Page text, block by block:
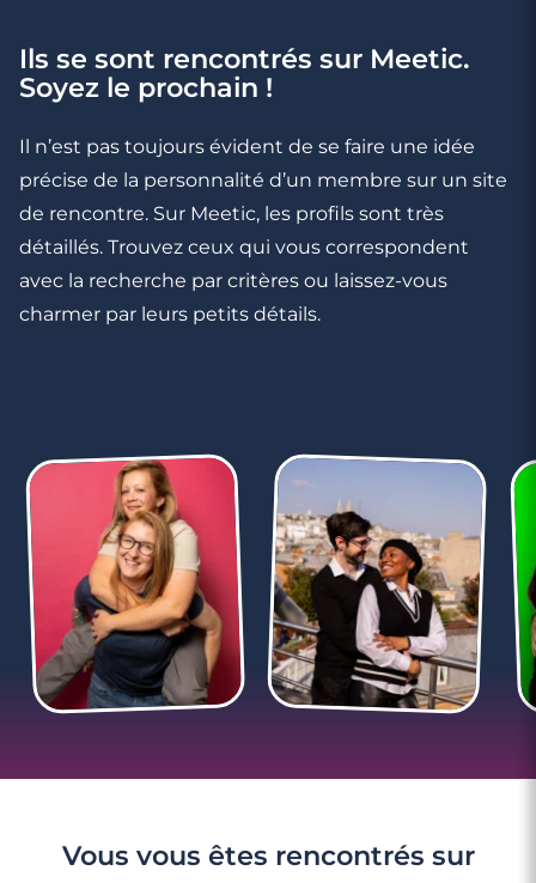
Comment reprendre confiance et
rencontrer à nouveau ?
3 minutes
6 signes qui prouvent que vous êtes
ouvert à la rencontre
Ils se sont rencontrés sur Meetic.
Soyez le prochain !
Il n’est pas toujours évident de se faire une idée
précise de la personnalité d’un membre sur un site
de rencontre. Sur Meetic, les profils sont très
détaillés. Trouvez ceux qui vous correspondent
avec la recherche par critères ou laissez-vous
charmer par leurs petits détails.
Vous vous êtes rencontrés sur